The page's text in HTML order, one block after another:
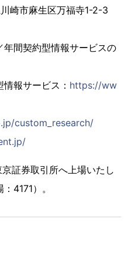
崎市麻生区万福寺1-2-3
間契約型情報サービスの
報サービス： https://ww
custom_research/
証券取引所へ上場いたし
4171）。